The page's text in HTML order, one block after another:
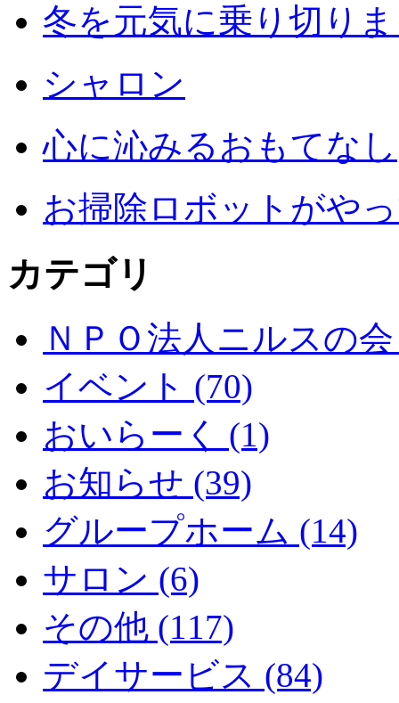
冬を元気に乗り切り
シャロン
心に沁みるおもてなし
お掃除ロボットがや
カテゴリ
ＮＰＯ法人ニルスの
イベント (70)
おいらーく (1)
お知らせ (39)
グループホーム (14)
サロン (6)
その他 (117)
デイサービス (84)